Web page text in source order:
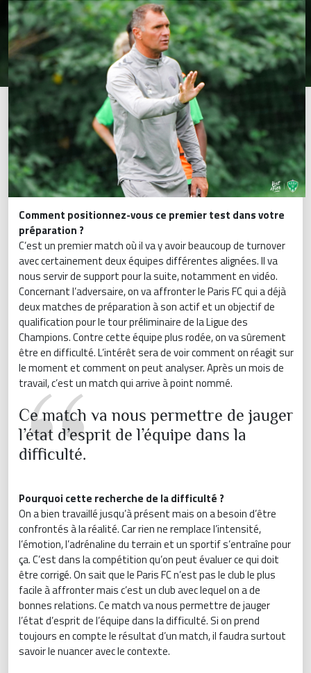
Comment positionnez-vous ce premier test dans votre
préparation ?
C’est un premier match où il va y avoir beaucoup de turnover
avec certainement deux équipes différentes alignées. Il va
nous servir de support pour la suite, notamment en vidéo.
Concernant l’adversaire, on va affronter le Paris FC qui a déjà
deux matches de préparation à son actif et un objectif de
qualification pour le tour préliminaire de la Ligue des
Champions. Contre cette équipe plus rodée, on va sûrement
être en difficulté. L’intérêt sera de voir comment on réagit sur
le moment et comment on peut analyser. Après un mois de
travail, c’est un match qui arrive à point nommé.
Ce match va nous permettre de jauger
l’état d’esprit de l’équipe dans la
difficulté.
Pourquoi cette recherche de la difficulté ?
On a bien travaillé jusqu’à présent mais on a besoin d’être
confrontés à la réalité. Car rien ne remplace l’intensité,
l’émotion, l’adrénaline du terrain et un sportif s’entraîne pour
ça. C’est dans la compétition qu’on peut évaluer ce qui doit
être corrigé. On sait que le Paris FC n’est pas le club le plus
facile à affronter mais c’est un club avec lequel on a de
bonnes relations. Ce match va nous permettre de jauger
l’état d’esprit de l’équipe dans la difficulté. Si on prend
toujours en compte le résultat d’un match, il faudra surtout
savoir le nuancer avec le contexte.